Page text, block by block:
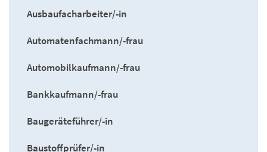
Ausbaufacharbeiter/-in
Automatenfachmann/-frau
Automobilkaufmann/-frau
Bankkaufmann/-frau
Baugeräteführer/-in
Baustoffprüfer/-in